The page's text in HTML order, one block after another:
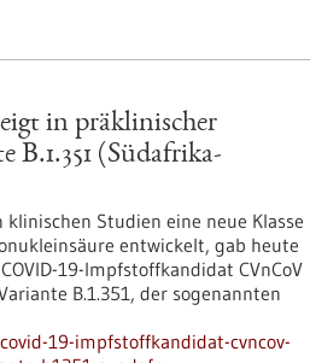
in präklinischer
B.1.351 (Südafrika-
Studien eine neue Klasse
entwickelt, gab heute
19-Impfstoffkandidat CVnCoV
B.1.351, der sogenannten
19-impfstoffkandidat-cvncov-